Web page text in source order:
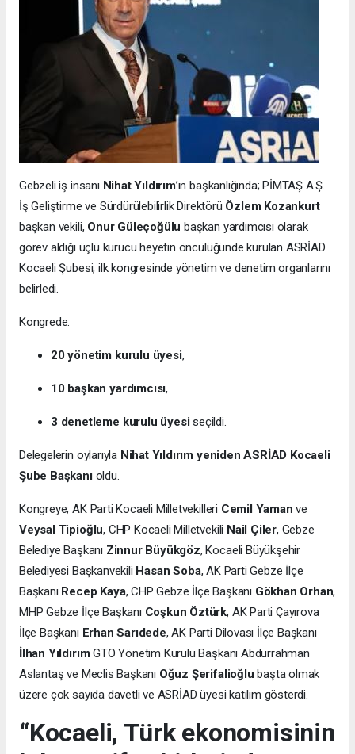
Gebzeli iş insanı Nihat Yıldırım’ın başkanlığında; PİMTAŞ A.Ş.
İş Geliştirme ve Sürdürülebilirlik Direktörü Özlem Kozankurt
başkan vekili, Onur Güleçoğülu başkan yardımcısı olarak
görev aldığı üçlü kurucu heyetin öncülüğünde kurulan ASRİAD
Kocaeli Şubesi, ilk kongresinde yönetim ve denetim organlarını
belirledi.
Kongrede:
20 yönetim kurulu üyesi,
10 başkan yardımcısı,
3 denetleme kurulu üyesiseçildi.
Delegelerin oylarıyla Nihat Yıldırım yeniden ASRİAD Kocaeli
Şube Başkanıoldu.
Kongreye; AK Parti Kocaeli Milletvekilleri Cemil Yaman ve
Veysal Tipioğlu, CHP Kocaeli Milletvekili Nail Çiler, Gebze
Belediye Başkanı Zinnur Büyükgöz, Kocaeli Büyükşehir
Belediyesi Başkanvekili Hasan Soba, AK Parti Gebze İlçe
Başkanı Recep Kaya, CHP Gebze İlçe Başkanı Gökhan Orhan,
MHP Gebze İlçe Başkanı Coşkun Öztürk, AK Parti Çayırova
İlçe Başkanı Erhan Sarıdede, AK Parti Dilovası İlçe Başkanı
İlhan YıldırımGTO Yönetim Kurulu Başkanı Abdurrahman
Aslantaş ve Meclis Başkanı Oğuz Şerifalioğlu başta olmak
üzere çok sayıda davetli ve ASRİAD üyesi katılım gösterdi.
“Kocaeli, Türk ekonomisinin